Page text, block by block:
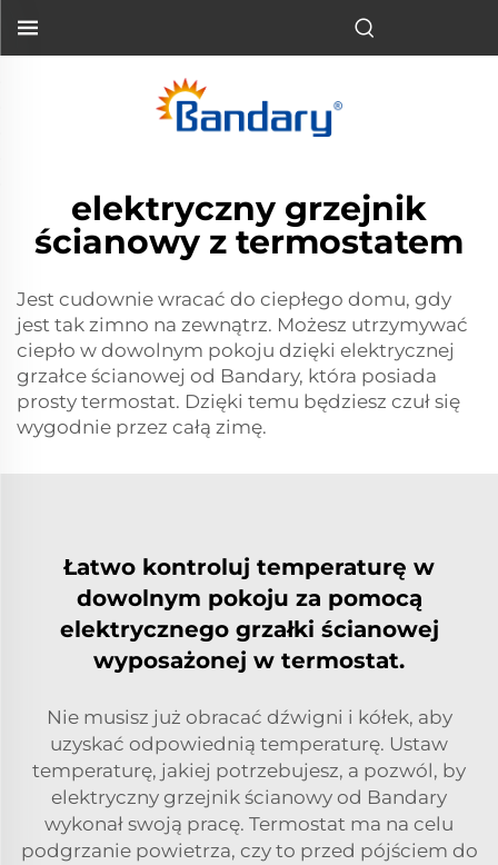
elektryczny grzejnik
ścianowy z termostatem
Jest cudownie wracać do ciepłego domu, gdy
jest tak zimno na zewnątrz. Możesz utrzymywać
ciepło w dowolnym pokoju dzięki elektrycznej
grzałce ścianowej od Bandary, która posiada
prosty termostat. Dzięki temu będziesz czuł się
wygodnie przez całą zimę.
Łatwo kontroluj temperaturę w
dowolnym pokoju za pomocą
elektrycznego grzałki ścianowej
wyposażonej w termostat.
Nie musisz już obracać dźwigni i kółek, aby
uzyskać odpowiednią temperaturę. Ustaw
temperaturę, jakiej potrzebujesz, a pozwól, by
elektryczny grzejnik ścianowy od Bandary
wykonał swoją pracę. Termostat ma na celu
podgrzanie powietrza, czy to przed pójściem do